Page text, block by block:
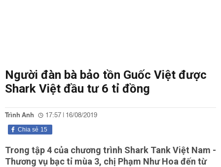
Người đàn bà bảo tồn Guốc Việt được
Shark Việt đầu tư 6 tỉ đồng
Trình Anh 17:57 | 16/08/2019
15
Chia sẻ
Trong tập 4 của chương trình Shark Tank Việt Nam -
Thương vụ bạc tỉ mùa 3, chị Phạm Như Hoa đến từ